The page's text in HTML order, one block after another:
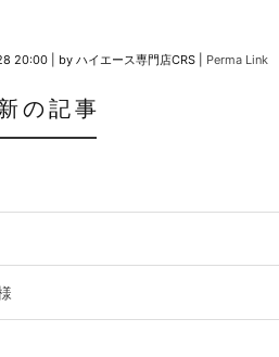
20:00 by ハイエース専門店CRS Perma Link
の記事